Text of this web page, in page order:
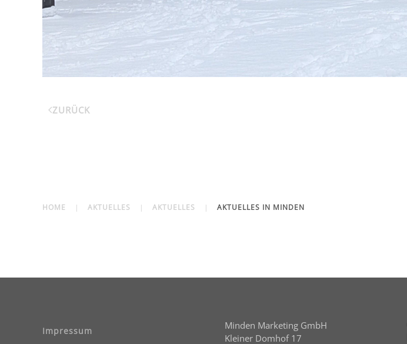
ZURÜCK
HOME AKTUELLES AKTUELLES AKTUELLES IN MINDEN
Impressum
Minden Marketing GmbH
Kleiner Domhof 17